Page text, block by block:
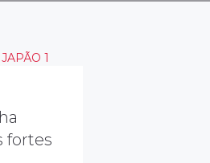
fortes